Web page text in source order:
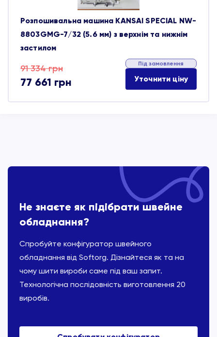
Розпошивальна машина KANSAI SPECIAL NW-
8803GMG-7/32 (5.6 мм) з верхнім та нижнім
застилом
91 334грн
Оригінальна
ціна:
91 334 грн.
77 661 грн
Поточна
ціна:
77 661 грн.
Під замовлення
Уточнити ціну
Не знаєте як підібрати швейне
обладнання?
Спробуйте конфігуратор швейного
обладнання від Softorg. Дізнайтеся як та на
чому шити вироби саме під ваш запит.
Технологічна послідовність виготовлення 20
виробів.